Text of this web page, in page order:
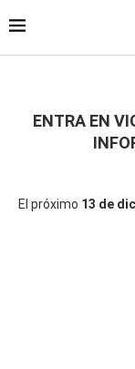
ENTRA EN
El próximo 13 de